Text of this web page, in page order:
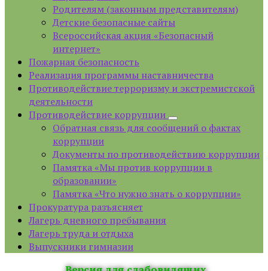
Родителям (законным представителям)
Детские безопасные сайты
Всероссийская акция «Безопасный
интернет»
Пожарная безопасность
Реализация программы наставничества
Противодействие терроризму и экстремистской
деятельности
Противодействие коррупции
Обратная связь для сообщений о фактах
коррупции
Документы по противодействию коррупции
Памятка «Мы против коррупции в
образовании»
Памятка «Что нужно знать о коррупции»
Прокуратура разъясняет
Лагерь дневного пребывания
Лагерь труда и отдыха
Выпускники гимназии